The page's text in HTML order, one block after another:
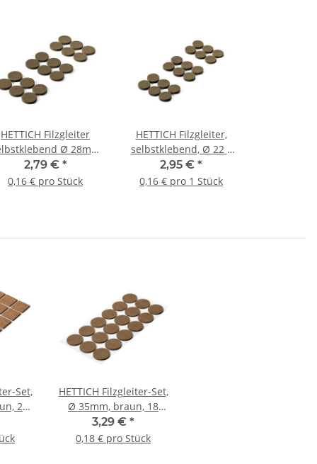
HETTICH Filzgleiter
Ø 28mm
braun 18 Stück
2,79 € *
0,16 € pro Stück
HETTICH Filzgleiter,
selbstklebend, Ø 22 x
4,5 mm, braun, 18 Stück
2,95 € *
0,16 € pro 1 Stück
Set,
21
HETTICH Filzgleiter-Set,
Ø 35mm, braun, 18
Stück
3,29 € *
0,18 € pro Stück